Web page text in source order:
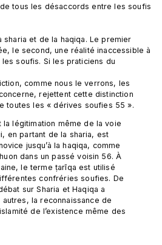
tous les désaccords entre les soufis
le second, une réalité inaccessible à
soufis. Si les praticiens du
rejettent cette distinction
la légitimation même de la voie
en partant de la sharia, est
jusqu’à la haqiqa, comme
dans un passé voisin 56. À
le terme ṭarīqa est utilisé
confréries soufies. De
sur Sharia et Haqiqa a
la reconnaissance de
de l’existence même des